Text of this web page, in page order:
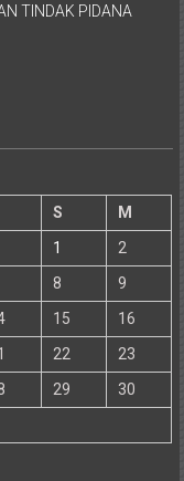
TINDAK PIDANA
S
M
1
2
8
9
15
16
22
23
29
30